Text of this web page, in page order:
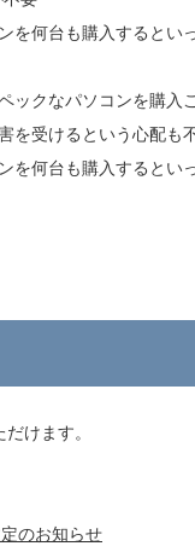
を何台も購入するとい
ックなパソコンを購入
を受けるという心配も
を何台も購入するとい
けます。
のお知らせ